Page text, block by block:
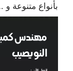
بأنواع متنوعة و